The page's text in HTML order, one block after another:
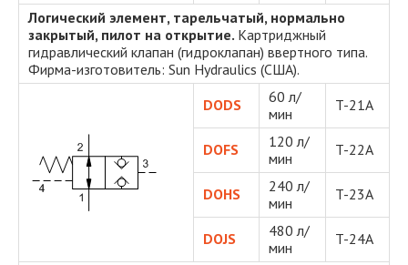
Логический элемент, тарельчатый, нормально
закрытый, пилот на открытие. Картриджный
гидравлический клапан (гидроклапан) ввертного типа.
Фирма-изготовитель: Sun Hydraulics (США).
DODS
60 л/
мин
T-21A
DOFS
120 л/
мин
T-22A
DOHS
240 л/
мин
T-23A
DOJS
480 л/
мин
T-24A